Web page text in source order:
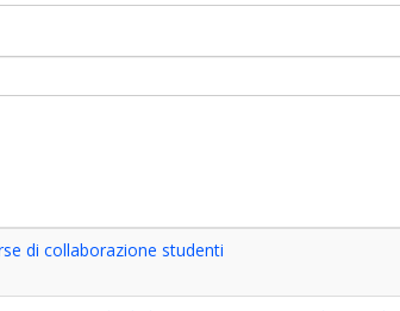
di collaborazione studenti